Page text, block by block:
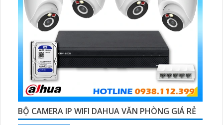
BỘ CAMERA IP WIFI DAHUA VĂN PHÒNG GIÁ RẺ